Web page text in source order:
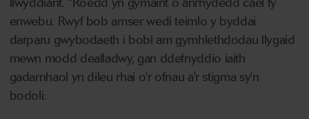
enwebu. Rwyf bob amser wedi teimlo y byddai
darparu gwybodaeth i bobl am gymhlethdodau llygaid
mewn modd dealladwy, gan ddefnyddio iaith
gadarnhaol yn dileu rhai o'r ofnau a'r stigma sy'n
bodoli.